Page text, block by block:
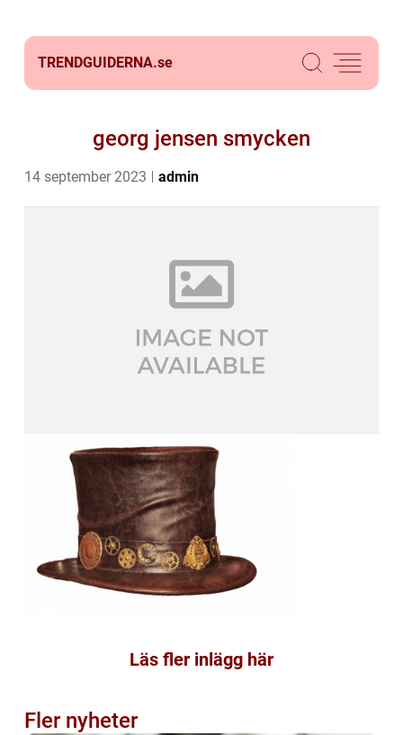
TRENDGUIDERNA.se
georg jensen smycken
14 september 2023 admin
Läs fler inlägg här
Fler nyheter